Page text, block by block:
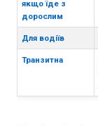
якщо їде з
дорослим
Для водіїв
Транзитна